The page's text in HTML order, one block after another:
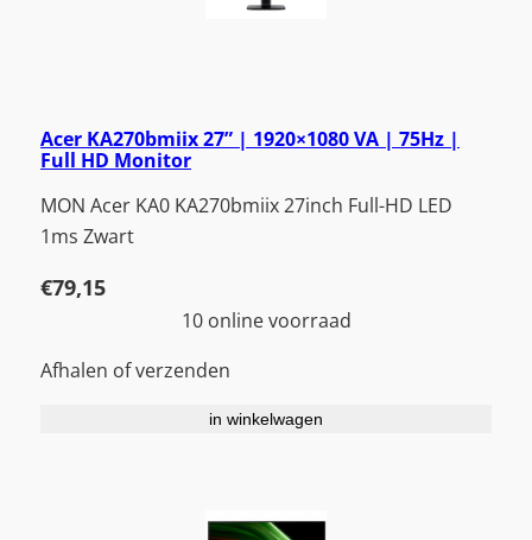
Acer KA270bmiix 27” | 1920×1080 VA | 75Hz |
Full HD Monitor
MON Acer KA0 KA270bmiix 27inch Full-HD LED
1ms Zwart
€79,15
10 online voorraad
Afhalen of verzenden
in winkelwagen